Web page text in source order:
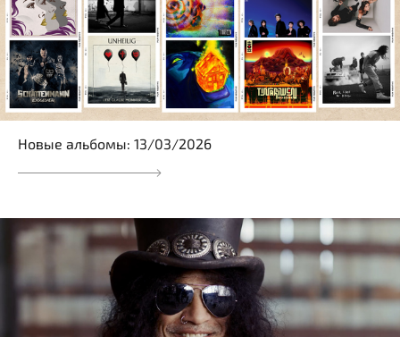
Новые альбомы: 13/03/2026